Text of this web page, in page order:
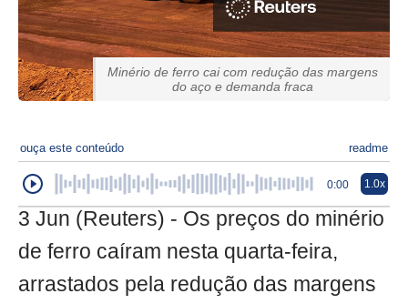
Minério de ferro cai com redução das margens
do aço e demanda fraca
ouça este conteúdo readme
0:00 1.0x
3 Jun (Reuters) - Os preços do minério
de ferro caíram nesta quarta-feira,
arrastados pela redução das margens